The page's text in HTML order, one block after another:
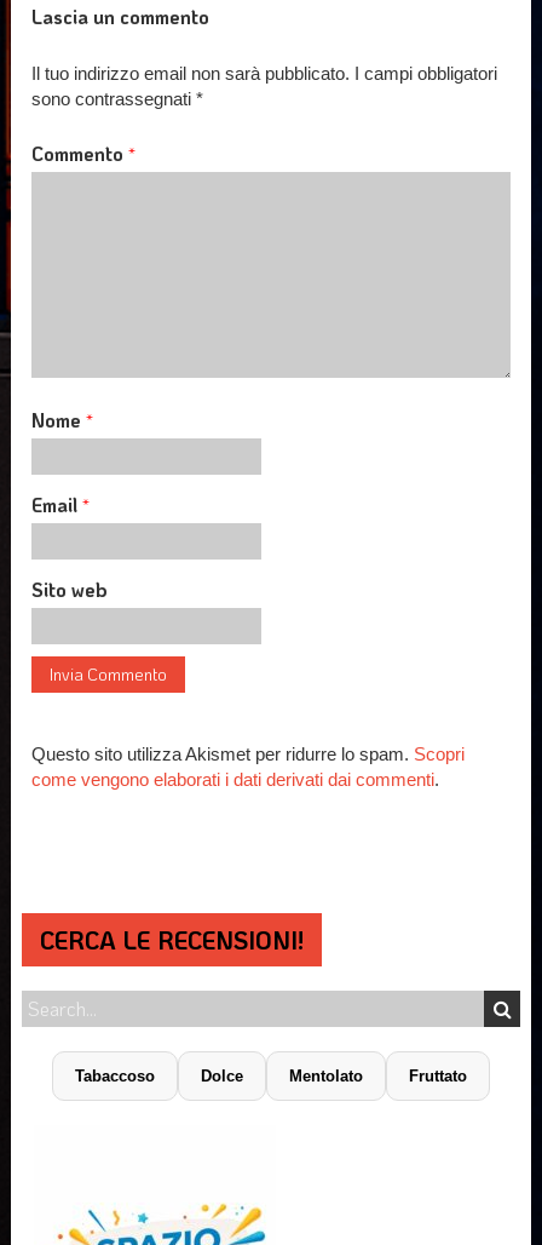
Lascia un commento
Il tuo indirizzo email non sarà pubblicato. I campi obbligatori
sono contrassegnati*
Commento*
Nome*
Email*
Sito web
Questo sito utilizza Akismet per ridurre lo spam. Scopri
come vengono elaborati i dati derivati dai commenti.
CERCA LE RECENSIONI!
Tabaccoso Dolce Mentolato Fruttato